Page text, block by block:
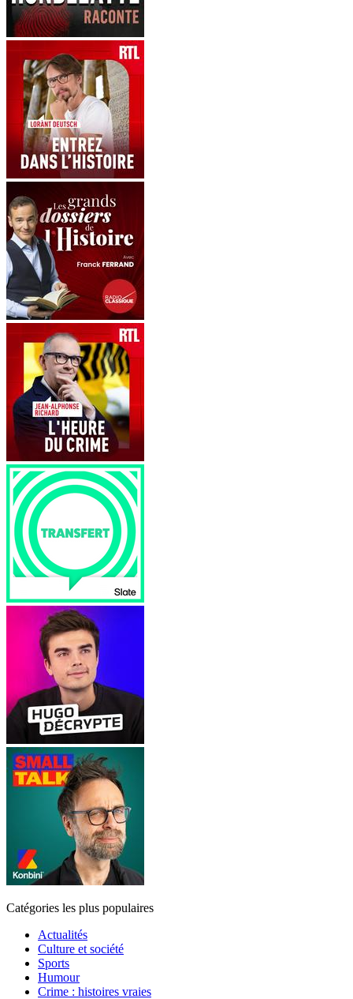
Catégories les plus populaires
Actualités
Culture et société
Sports
Humour
Crime : histoires vraies